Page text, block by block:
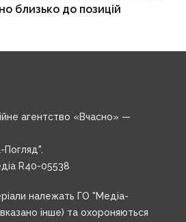
близько до позицій
агентство «Вчасно» —
R40-05538
належать ГО "Медіа-
інше) та охороняються